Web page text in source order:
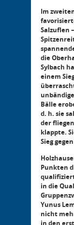
Im
Salzuflen
die
Sylbach
einem
Bälle
d. h. sie
der
klappte.
Sieg
Punkten
in die
Yunus
nicht
in den